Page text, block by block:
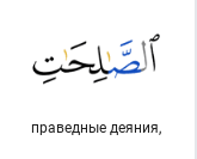
праведные деяния,